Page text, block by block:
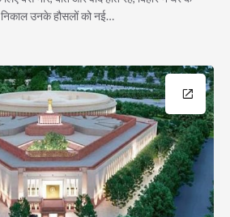
निकाल उनके हौसलों को नई…